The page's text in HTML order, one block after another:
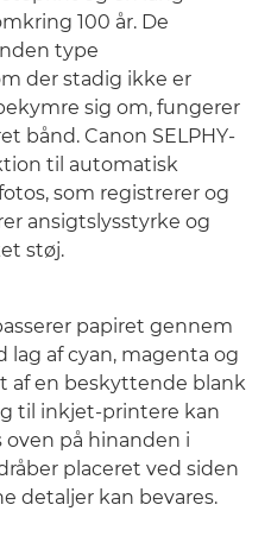
100 år. De
type
der stadig ikke er
sig om, fungerer
bånd. Canon SELPHY-
til automatisk
som registrerer og
ansigtslysstyrke og
støj.
papiret gennem
af cyan, magenta og
af en beskyttende blank
til inkjet-printere kan
oven på hinanden i
placeret ved siden
detaljer kan bevares.